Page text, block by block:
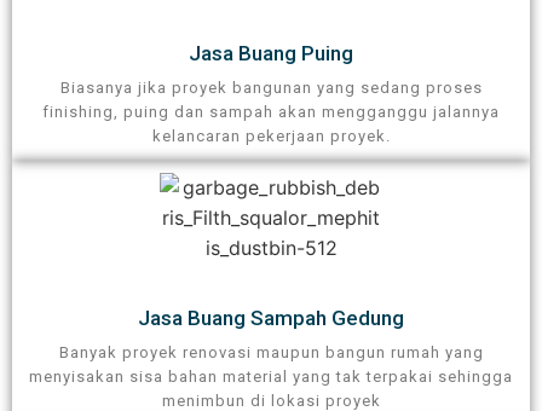
Jasa Buang Puing​
Biasanya jika proyek bangunan yang sedang proses
finishing, puing dan sampah akan mengganggu jalannya
kelancaran pekerjaan proyek.
Jasa Buang Sampah Gedung​
Banyak proyek renovasi maupun bangun rumah yang
menyisakan sisa bahan material yang tak terpakai sehingga
menimbun di lokasi proyek​